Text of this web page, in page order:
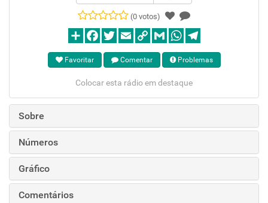
(0 votos)
Favoritar Comentar Problemas
Colocar esta rádio em destaque
Sobre
Números
Gráfico
Comentários